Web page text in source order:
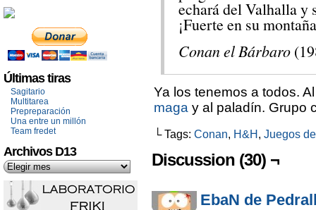
Últimas tiras
Sagitario
Multitarea
Prepreparación
Una entre un millón
Team fredet
Archivos D13
echará del Valhalla y
¡Fuerte en su
Conan el Bárbaro
Ya los tenemos a todos.
maga y al paladín. Grupo
└ Tags: Conan, H&H, Juegos
Discussion (30) ¬
EbaN de